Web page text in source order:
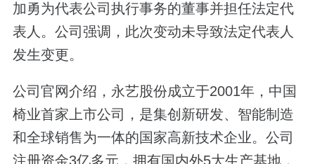
加勇为代表公司执行事务的董事并担任法定代
表人。公司强调，此次变动未导致法定代表人
发生变更。
公司官网介绍，永艺股份成立于2001年，中国
椅业首家上市公司，是集创新研发、智能制造
和全球销售为一体的国家高新技术企业。公司
注册资金3亿多元，拥有国内外5大生产基地，